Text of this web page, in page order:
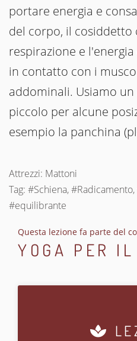
portare energia e
del corpo, il cosiddetto
respirazione e
in contatto con i
addominali. Usiamo
piccolo per alcune
esempio la panchina
Attrezzi: Mattoni
Tag: #Schiena,
#equilibrante
Questa lezione fa parte del
YOGA PER IL